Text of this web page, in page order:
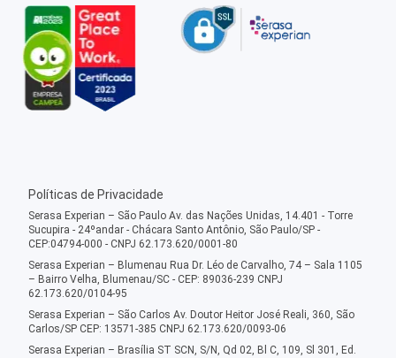
Políticas de Privacidade
Serasa Experian – São Paulo Av. das Nações Unidas, 14.401 - Torre
Sucupira - 24ºandar - Chácara Santo Antônio, São Paulo/SP -
CEP:04794-000 - CNPJ 62.173.620/0001-80
Serasa Experian – Blumenau Rua Dr. Léo de Carvalho, 74 – Sala 1105
– Bairro Velha, Blumenau/SC - CEP: 89036-239 CNPJ
62.173.620/0104-95
Serasa Experian – São Carlos Av. Doutor Heitor José Reali, 360, São
Carlos/SP CEP: 13571-385 CNPJ 62.173.620/0093-06
Serasa Experian – Brasília ST SCN, S/N, Qd 02, Bl C, 109, Sl 301, Ed.